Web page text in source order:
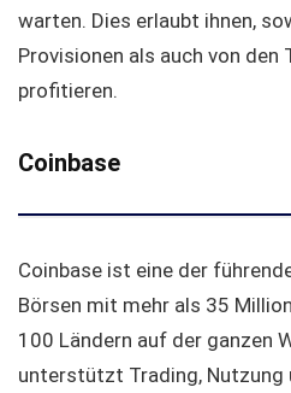
warten. Dies erlaubt ihnen,
Provisionen als auch von den
profitieren.
Coinbase
Coinbase ist eine der
Börsen mit mehr als 35
100 Ländern auf der ganzen
unterstützt Trading, Nutzung